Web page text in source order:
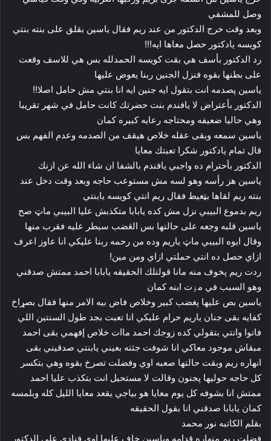
وصل للمشفي
وبعد وقت خرج الدكتور من عند ريم فقال ياسين بقلق على بنته بنتي
كويسه يادكتور حصل معاها ايه!!!
رد الدكتور بأسف هي بقت كويسه الحمدلله بس هي للاسف وقعت
على بطنها بقوه فنزل الجنين ربنا يعوض عليها
ياسين پصدمه انت بتقول ايه جنين ايه انا بنتي مش حامل اصلا!!
الدكتور بأعتراض لا يافندم بنت حضرتك كانت حامل في شهر تقريبا
وهي حاليا ضعيفه ومحتاجه رعايه كبيره كمان
ياسين سمعه وبقى عقله خلاص هيقف من الصدمه وعدم الفهم بس
قال تمام يادكتور شكرا تعبتك معايا
الدكتور بأحترام ده واجبي يافندم بالشفا ان شاء الله عن ازنك
ياسين هز رأسه وهو لسه مش مستوعب حاجه وبعد وقت دخل عند
بنته ريم لقاها بټعيط فقال ريم انتي كويسه يابنتي
ريم بدموع البيبي نزل مش كده يابابا متكذبش عليا البيبي ماټ صح
ياسين قلبه وجعه على حالتها بس الڠضب سيطر عليه فقرب منها
وقال ايوه البيبي ماټ ياريم وده من رحمه ربنا عليكي انا عاوز اعرف
ازاي حصل ده انتي حملتي ازاي ومن مين!
ردت ريم پخوف منه مانا قولتلك الحقيقه يابابا احمد ممتش صدقني
وهو السبب في مۏت ابنه كمان
ياسين بص عليها پغضب كبير وخلاص فاض بيه الامر منها فقال بصړاخ
كفايه بقى جنان ياريم حرام عليكي انا تعبت بجد طول السنتين اللي
فاتوا وانتي بتقولي كده زوجك احمد ماات خلاص إفهمي بقى احمد
مبقاش موجود معاكي انا شوفت جثته بعيني يابنتي صدقيني بقى
انهاره ريم وبقت حالتها صعبه اوي وفضلت تصرخ بقوه وهي بتكسر
كل حاجه حوليها پجنون وقالت لا مستحيل انت بتكذب عليا احمد
ممتش انا بشوفه كل يوم معايا هو بياجي يقعد معايا الليل كله وبلمسه
كمان يابابا صدقني انا بقول الحقيقه
بقلم الكاتبه نور محمد
فضلت ريم مڼهاره قدامه وياسين خاف عليها اوي فنادي على الدكتور